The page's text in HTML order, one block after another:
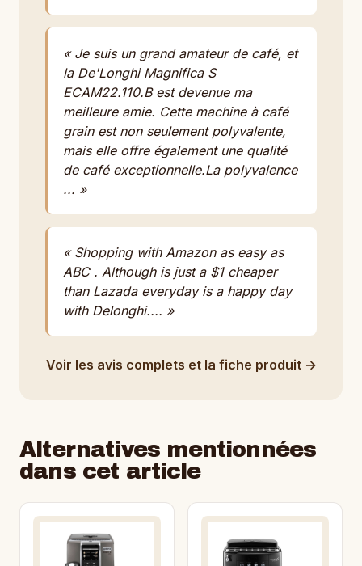
« Je suis un grand amateur de café, et
la De'Longhi Magnifica S
ECAM22.110.B est devenue ma
meilleure amie. Cette machine à café
grain est non seulement polyvalente,
mais elle offre également une qualité
de café exceptionnelle.La polyvalence
... »
« Shopping with Amazon as easy as
ABC . Although is just a $1 cheaper
than Lazada everyday is a happy day
with Delonghi.... »
Voir les avis complets et la fiche produit →
Alternatives mentionnées
dans cet article